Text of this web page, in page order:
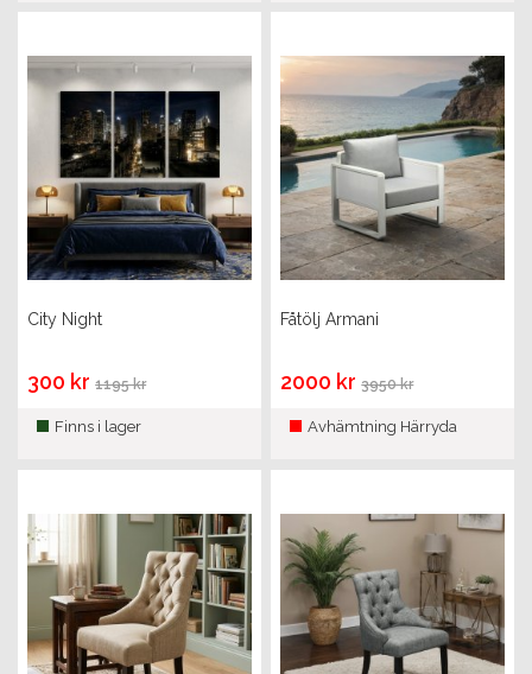
City Night
300 kr1195 kr
Finns i lager
Fåtölj Armani
2000 kr3950 kr
Avhämtning Härryda